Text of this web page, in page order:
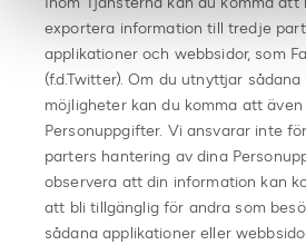
exportera information till tredje
applikationer och webbsidor, som
(f.d.Twitter). Om du utnyttjar sådana
möjligheter kan du komma att
Personuppgifter. Vi ansvarar inte
parters hantering av dina
observera att din information kan
att bli tillgänglig för andra som
sådana applikationer eller